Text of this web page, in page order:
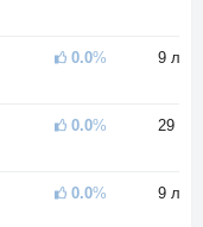
0.0% 9 лет
0.0% 29 лет
0.0% 9 лет